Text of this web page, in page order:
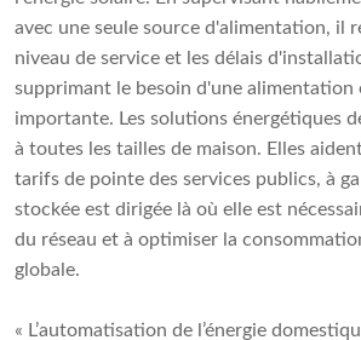
avec une seule source d'alimentation, il
niveau de service et les délais
supprimant le besoin d'une alimentation
importante. Les solutions énergétiques
à toutes les tailles de maison. Elles
tarifs de pointe des services publics, à
stockée est dirigée là où elle est
du réseau et à optimiser la
globale.
« L’automatisation de l’énergie